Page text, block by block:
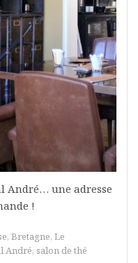
André… une adresse
!
, Bretagne, Le
André, salon de thé